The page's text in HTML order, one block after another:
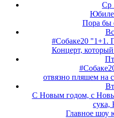
Ср
Пора бы
#Собаке20 "1+1.
Концерт,
отвязно пляшем на
С Новым годом, с
сука,
Главное шоу